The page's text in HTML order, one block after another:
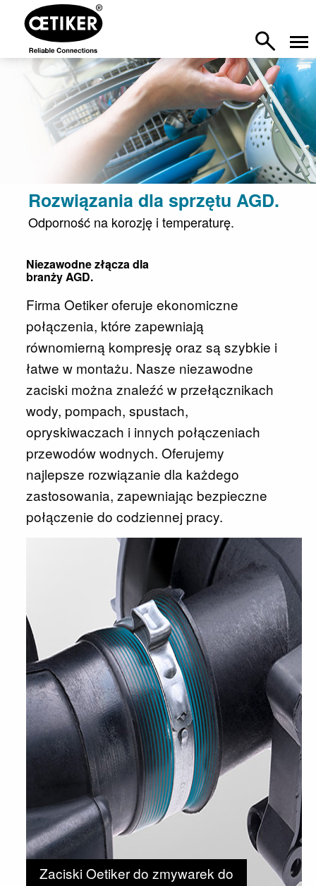
Rozwiązania dla sprzętu AGD.
Odporność na korozję i temperaturę.
Niezawodne złącza dla
branży AGD.
Firma Oetiker oferuje ekonomiczne
połączenia, które zapewniają
równomierną kompresję oraz są szybkie i
łatwe w montażu. Nasze niezawodne
zaciski można znaleźć w przełącznikach
wody, pompach, spustach,
opryskiwaczach i innych połączeniach
przewodów wodnych. Oferujemy
najlepsze rozwiązanie dla każdego
zastosowania, zapewniając bezpieczne
połączenie do codziennej pracy.
Zaciski Oetiker do zmywarek do